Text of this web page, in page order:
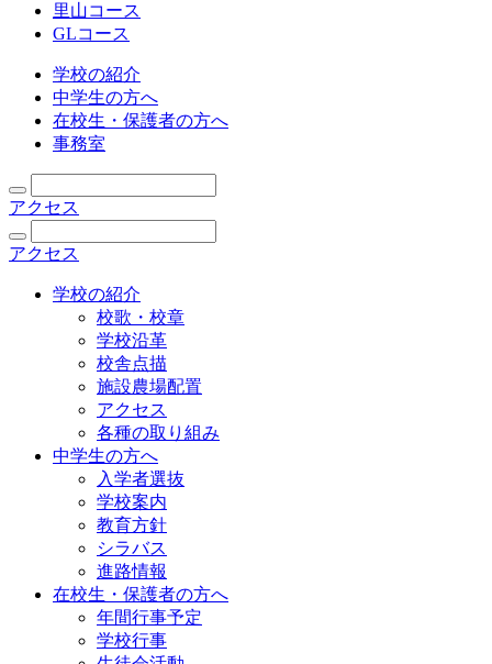
里山コース
GLコース
学校の紹介
中学生の方へ
在校生・保護者の方へ
事務室
アクセス
アクセス
学校の紹介
校歌・校章
学校沿革
校舎点描
施設農場配置
アクセス
各種の取り組み
中学生の方へ
入学者選抜
学校案内
教育方針
シラバス
進路情報
在校生・保護者の方へ
年間行事予定
学校行事